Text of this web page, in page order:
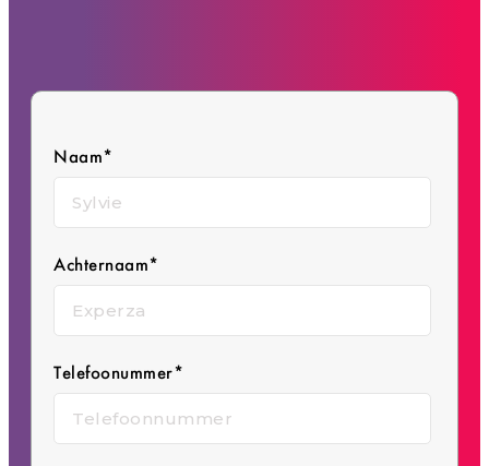
Naam*
Achternaam*
Telefoonummer*